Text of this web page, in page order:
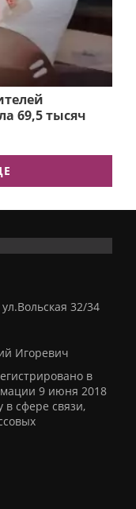
69,5 тысяч
32/34
Игоревич
в
9 июня 2018
в сфере связи,